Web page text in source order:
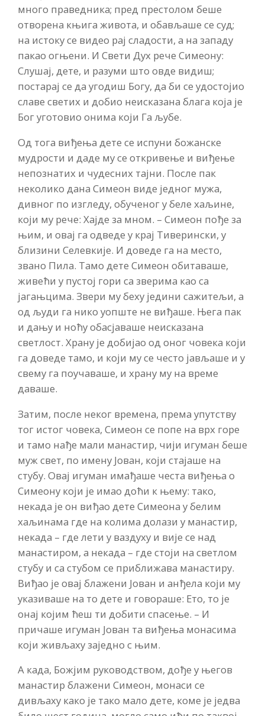
много праведника; пред престолом беше
отворена књига живота, и обављаше се суд;
на истоку се видео рај сладости, а на западу
пакао огњени. И Свети Дух рече Симеону:
Слушај, дете, и разуми што овде видиш;
постарај се да угодиш Богу, да би се удостојио
славе светих и добио неисказана блага која је
Бог уготовио онима који Га љубе.
Од тога виђења дете се испуни божанске
мудрости и даде му се откривење и виђење
непознатих и чудесних тајни. После пак
неколико дана Симеон виде једног мужа,
дивног по изгледу, обученог у беле хаљине,
који му рече: Хајде за мном. – Симеон пође за
њим, и овај га одведе у крај Тиверински, у
близини Селевкије. И доведе га на место,
звано Пила. Тамо дете Симеон обитаваше,
живећи у пустој гори са зверима као са
јагањцима. Звери му беху једини сажитељи, а
од људи га нико уопште не виђаше. Њега пак
и дању и ноћу обасјаваше неисказана
светлост. Храну је добијао од оног човека који
га доведе тамо, и који му се често јављаше и у
свему га поучаваше, и храну му на време
даваше.
Затим, после неког времена, према упутству
тог истог човека, Симеон се попе на врх горе
и тамо нађе мали манастир, чији игуман беше
муж свет, по имену Јован, који стајаше на
стубу. Овај игуман имађаше честа виђења о
Симеону који је имао доћи к њему: тако,
некада је он виђао дете Симеона у белим
хаљинама где на колима долази у манастир,
некада – где лети у ваздуху и вије се над
манастиром, а некада – где стоји на светлом
стубу и са стубом се приближава манастиру.
Виђао је овај блажени Јован и анђела који му
указиваше на то дете и говораше: Ето, то је
онај којим ћеш ти добити спасење. – И
причаше игуман Јован та виђења монасима
који живљаху заједно с њим.
А када, Божјим руководством, дође у његов
манастир блажени Симеон, монаси се
дивљаху како је тако мало дете, коме је једва